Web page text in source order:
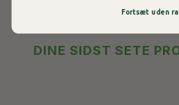
DINE SIDST SETE
Fortsæt uden